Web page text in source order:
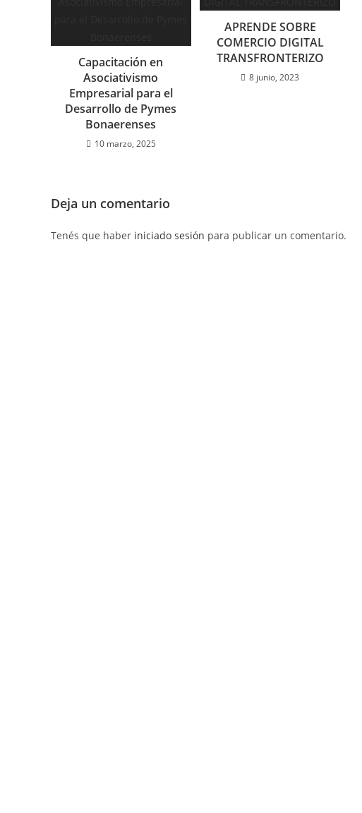
Capacitación en
Asociativismo
Empresarial para el
Desarrollo de Pymes
Bonaerenses
10 marzo, 2025
APRENDE SOBRE
COMERCIO DIGITAL
TRANSFRONTERIZO
8 junio, 2023
Deja un comentario
Tenés que haber iniciado sesión para publicar un comentario.